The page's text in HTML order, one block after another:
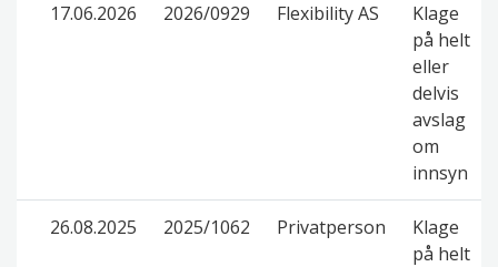
17.06.2026 2026/0929 Flexibility AS
Klage
på helt
eller
delvis
avslag
om
innsyn
26.08.2025 2025/1062 Privatperson
Klage
på helt